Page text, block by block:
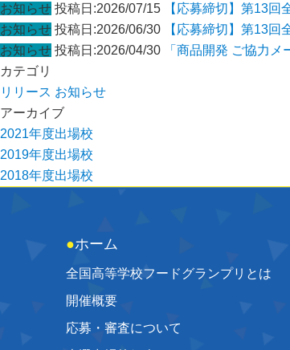
お知らせ 投稿日:2026/07/15
【応募締切】第13
お知らせ 投稿日:2026/06/30
【応募締切】第13
お知らせ 投稿日:2026/04/30
「商品開発 ご協力
カテゴリ
リリース お知らせ
アーカイブ
2021年度出場校
2019年度出場校
2018年度出場校
●ホーム
全国高等学校フードグランプリとは
開催概要
応募・審査について